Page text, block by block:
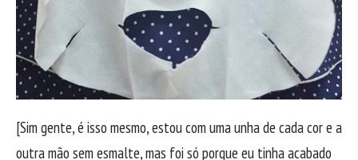
[Sim gente, é isso mesmo, estou com uma unha de cada cor e a
outra mão sem esmalte, mas foi só porque eu tinha acabado